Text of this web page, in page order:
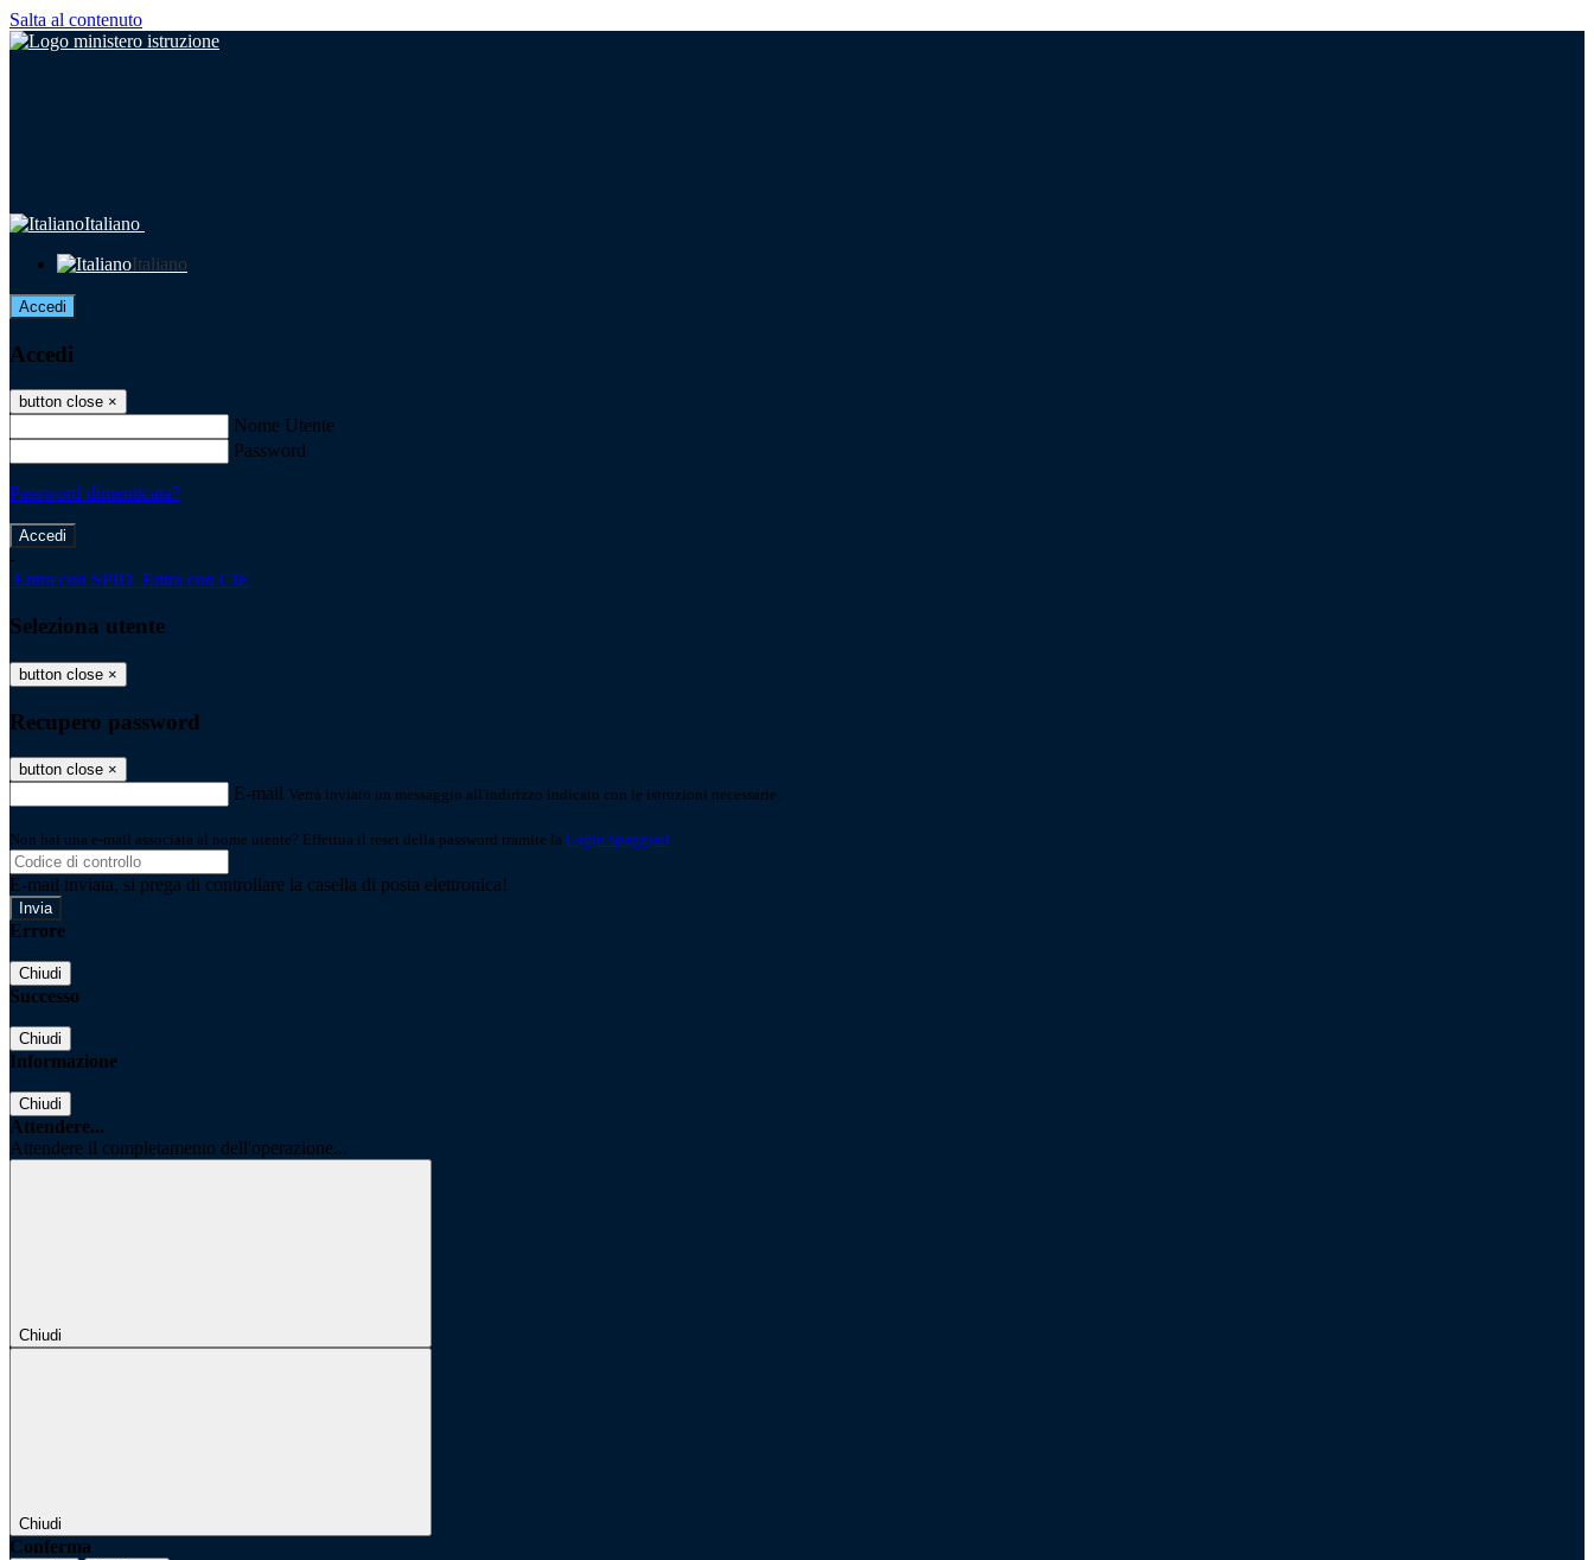
Salta al contenuto
Italiano
Italiano
Accedi
Accedi
button close ×
Nome Utente
Password
Password dimenticata?
-
Entra con SPID Entra con CIE
Seleziona utente
button close ×
Recupero password
button close ×
E-mail Verrà inviato un messaggio all'indirizzo indicato con le istruzioni necessarie.
Non hai una e-mail associata al nome utente? Effettua il reset della password tramite la Login Spaggiari
E-mail inviata, si prega di controllare la casella di posta elettronica!
Errore
Chiudi
Successo
Chiudi
Informazione
Chiudi
Attendere...
Attendere il completamento dell'operazione...
Chiudi
Chiudi
Conferma